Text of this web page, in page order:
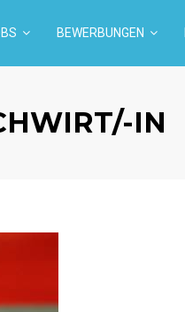
BEWERBUNGEN
IN